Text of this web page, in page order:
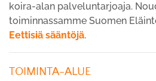
koira-alan palveluntarjoaja.
toiminnassamme Suomen
Eettisiä sääntöjä.
TOIMINTA-ALUE